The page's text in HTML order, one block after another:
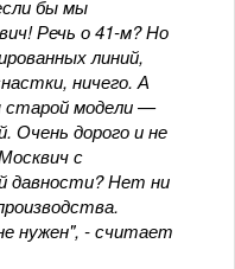
бы мы
Речь о 41-м? Но
линий,
ничего. А
старой модели —
Очень дорого и не
с
давности? Нет ни
нужен", - считает